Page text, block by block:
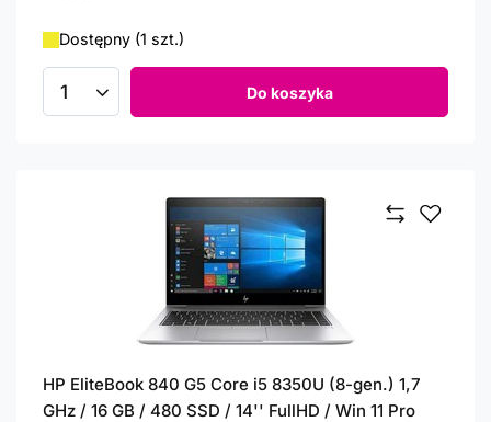
Dostępny (1 szt.)
Ilość produktów Do koszyka
HP EliteBook 840 G5 Core i5 8350U (8-gen.) 1,7
GHz / 16 GB / 480 SSD / 14'' FullHD / Win 11 Pro